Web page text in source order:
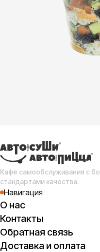
Кафе самообслуживания с
стандартами качества.
Навигация
О нас
Контакты
Обратная связь
Доставка и оплата